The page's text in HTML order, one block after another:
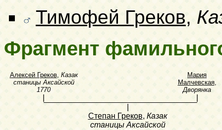
Тимофей Греков,
Фрагмент
Алексей Греков, Казак
станицы Аксайской
1770
Мария
Малчевская,
Дворянка
Степан Греков, Казак
станицы Аксайской